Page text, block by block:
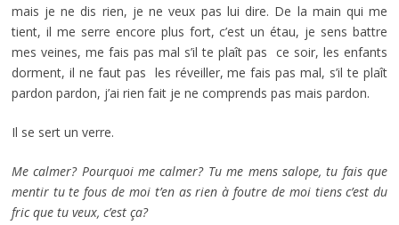
mais je ne dis rien, je ne veux pas lui dire. De la main qui me
tient, il me serre encore plus fort, c’est un étau, je sens battre
mes veines, me fais pas mal s’il te plaît pas ce soir, les enfants
dorment, il ne faut pas les réveiller, me fais pas mal, s’il te plaît
pardon pardon, j’ai rien fait je ne comprends pas mais pardon.
Il se sert un verre.
Me calmer? Pourquoi me calmer? Tu me mens salope, tu fais que
mentir tu te fous de moi t’en as rien à foutre de moi tiens c’est du
fric que tu veux, c’est ça?